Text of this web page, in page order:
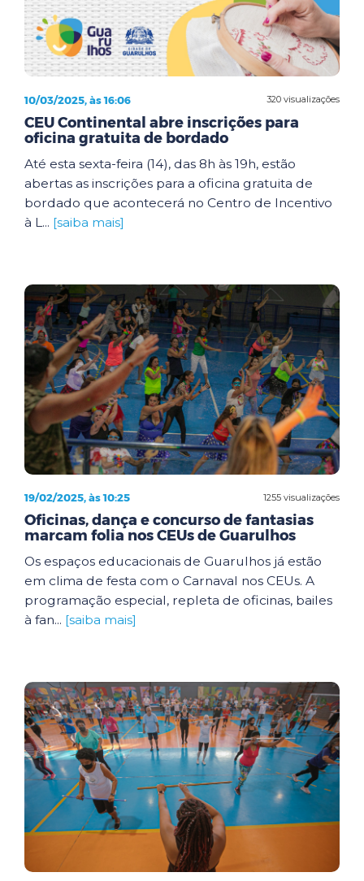
320 visualizações
10/03/2025, às 16:06
CEU Continental abre inscrições para
oficina gratuita de bordado
Até esta sexta-feira (14), das 8h às 19h, estão
abertas as inscrições para a oficina gratuita de
bordado que acontecerá no Centro de Incentivo
à L... [saiba mais]
1255 visualizações
19/02/2025, às 10:25
Oficinas, dança e concurso de fantasias
marcam folia nos CEUs de Guarulhos
Os espaços educacionais de Guarulhos já estão
em clima de festa com o Carnaval nos CEUs. A
programação especial, repleta de oficinas, bailes
à fan... [saiba mais]